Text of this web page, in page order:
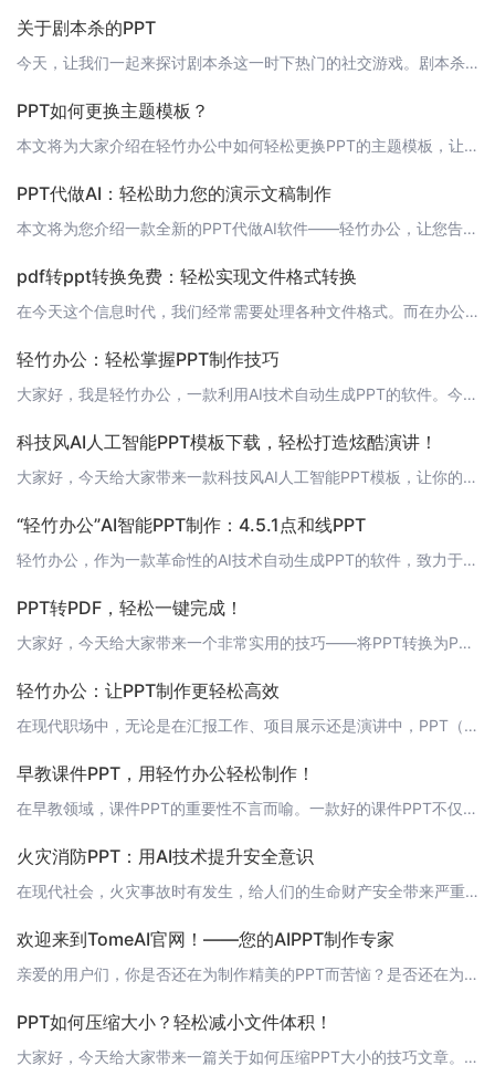
关于剧本杀的PPT
今天，让我们一起来探讨剧本杀这一时下热门的社交游戏。剧本杀是一种角色扮演推理游戏，玩家通过扮演剧本中的角色，搜集线索，推理悬疑，最终揭开真相。 剧本杀的起源和发展 起源剧本杀最早起源于英国，名为"Murder Mystery"。在20世纪90年代，随着桌游文化的传播，剧本杀逐渐在我国流行起来。 发展近年来，随着综艺节目的推广和网络平台的兴起，剧本杀迅速成为年轻人喜爱的社交活动。数据显示，2019年
PPT如何更换主题模板？
本文将为大家介绍在轻竹办公中如何轻松更换PPT的主题模板，让你的演示文稿更加专业和吸引人。 打开轻竹办公首先，你需要打开轻竹办公软件。如果没有安装，请前往[https://www.qzoffice.com](https://www.qzoffice.com)下载并安装。 打开或创建PPT在轻竹办公中，打开你想要更换主题模板的PPT文件，或者创建一个新的PPT文件。 选择主题模板1. 在PPT编辑页
PPT代做AI：轻松助力您的演示文稿制作
本文将为您介绍一款全新的PPT代做AI软件——轻竹办公，让您告别繁琐的PPT制作过程，轻松应对各种演示文稿需求。 什么是轻竹办公？轻竹办公是一款基于人工智能技术的PPT自动生成软件。通过运用自然语言处理、大数据分析等先进技术，轻竹办公能够根据用户输入的标题和内容，自动为用户生成符合需求的PPT演示文稿。 轻竹办公的优势1. 高效便捷：轻竹办公基于AI技术，能够快速响应用户需求，短时间内生成高质量的
pdf转ppt转换免费：轻松实现文件格式转换
在今天这个信息时代，我们经常需要处理各种文件格式。而在办公过程中，PDF 转 PPT 格式是一个非常常见的需求。为了解决这个问题，很多朋友可能会选择使用一些 PDF 转 PPT 的免费工具。但在使用这些工具时，我们会发现有些工具虽然说是免费，但限制较多，如转换速度慢、转换质量差等。那么，有没有一款真正好用、免费的 PDF 转 PPT 工具呢？答案是肯定的！今天，我要为大家推荐的这款工具就是“轻竹办
轻竹办公：轻松掌握PPT制作技巧
大家好，我是轻竹办公，一款利用AI技术自动生成PPT的软件。今天，我将为大家带来一篇关于“如何制作PPT”的教程，帮助大家轻松掌握PPT制作技巧。让我们一起来看看吧！ 1. 确定PPT主题在开始制作PPT之前，首先要明确PPT的主题。这有助于我们在制作过程中保持清晰的思路，使PPT更具条理性和吸引力。 2. 收集资料根据PPT主题，收集相关资料，包括文字、图片、图表等。这有助于丰富PPT内容，使其
科技风AI人工智能PPT模板下载，轻松打造炫酷演讲！
大家好，今天给大家带来一款科技风AI人工智能PPT模板，让你的演讲更加炫酷，让人印象深刻！这款模板适合各种科技主题的演讲，下面就来一起看看吧！ 模板特点这款科技风AI人工智能PPT模板采用了时下流行的科技元素，结合AI技术，让您的演讲更加引人注目。模板特点如下：1. 科技感十足：模板以蓝色为主色调，搭配线条和几何图形，营造出强烈的科技氛围。2. AI元素：模板中融入了AI相关的图标和元素，如机器学
“轻竹办公”AI智能PPT制作：4.5.1点和线PPT
轻竹办公，作为一款革命性的AI技术自动生成PPT的软件，致力于为用户提供高效、便捷、专业的PPT制作体验。今天，我们将深入探讨如何利用轻竹办公AI智能工具，制作出富有创意和逻辑性的4.5.1点和线PPT。 1. 什么是4.5.1点和线PPT？4.5.1点和线PPT是一种以点和线为主要元素，通过逻辑关系和视觉层次展示内容的一种PPT设计风格。它以清晰的线条连接关键点，帮助观众更好地理解和记忆演讲内容
PPT转PDF，轻松一键完成！
大家好，今天给大家带来一个非常实用的技巧——将PPT转换为PDF。这不仅可以方便地分享你的演示文稿，还能保留所有的格式和图片。接下来，就让我来教大家如何轻松实现这个功能吧！ 方法一：使用Microsoft Office1. 打开你的PPT文件；2. 点击“文件”菜单，选择“另存为”；3. 在保存类型中选择“PDF”；4. 选择保存路径，输入文件名，点击“保存”。这样，你的PPT就成功转换为PDF文
轻竹办公：让PPT制作更轻松高效
在现代职场中，无论是在汇报工作、项目展示还是演讲中，PPT（PowerPoint）演示文稿都是不可或缺的工具。一个简洁明了、设计精美的PPT不仅能够帮助观众更好地理解你的观点，还能体现出你的专业素养。 主标题：轻竹办公—PPT自动生成利器轻竹办公是一款集成了AI技术的智能办公软件，它能够帮助用户轻松地自动生成PPT演示文稿。借助先进的人工智能技术，轻竹办公能够根据用户输入的文本内容自动进行排版、配
早教课件PPT，用轻竹办公轻松制作！
在早教领域，课件PPT的重要性不言而喻。一款好的课件PPT不仅能够吸引孩子的注意力，还能帮助他们在玩耍中学习，提高学习效果。那么如何制作一款既有趣又富有教育意义的早教课件PPT呢？今天，我就来给大家分享一些制作早教课件PPT的技巧，以及如何利用轻竹办公这款软件轻松完成制作。 1. 确定主题制作早教课件PPT的第一步是确定主题。早教课件PPT的主题应该贴近孩子的日常生活，例如动物、颜色、数字、字母等
火灾消防PPT：用AI技术提升安全意识
在现代社会，火灾事故时有发生，给人们的生命财产安全带来严重威胁。提高消防安全意识，加强火灾预防工作，对于每一个人来说都至关重要。今天，我们就来聊聊如何用AI技术制作一份高质量、专业级的火灾消防PPT，帮助你更好地传播消防安全知识。 1. 利用AI技术自动生成PPT近年来，AI技术在各个领域得到了广泛应用，其中就包括PPT制作。一款名为“轻竹办公”的软件，就能帮助你轻松生成高质量的火灾消防PPT。它
欢迎来到TomeAI官网！——您的AIPPT制作专家
亲爱的用户们，你是否还在为制作精美的PPT而苦恼？是否还在为找不到合适的模板而头疼？今天，我要向大家介绍一款全新的AI技术自动生成PPT的软件——TomeAI。让我们一起走进TomeAI的世界，领略它的无限魅力！ 关于TomeAITomeAI是一款基于人工智能技术的PPT自动生成工具，它集成了强大的AI算法，能够根据用户输入的文本内容自动生成符合主题的PPT页面，包括精美的图片、图表、动画等元素。
PPT如何压缩大小？轻松减小文件体积！
大家好，今天给大家带来一篇关于如何压缩PPT大小的技巧文章。相信大家经常遇到制作好的PPT文件体积过大的问题，这不仅占用存储空间，还会影响文件的传输速度。那么如何有效压缩PPT文件的大小呢？接下来，我将为大家介绍一些实用的方法。 1. 清除冗余内容首先，我们要检查PPT中的冗余内容，包括多余的图片、文字、图表等。对于不再需要的元素，及时删除，以减少文件体积。同时，也可以考虑使用在线图片压缩工具，如